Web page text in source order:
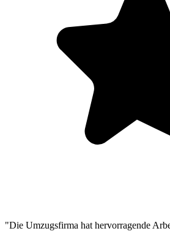
"Die Umzugsfirma hat hervorragende